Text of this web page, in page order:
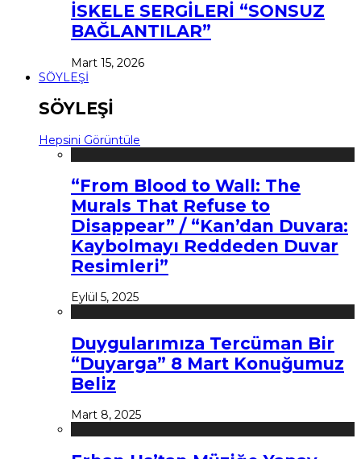
İSKELE SERGİLERİ “SONSUZ
BAĞLANTILAR”
Mart 15, 2026
SÖYLEŞİ
SÖYLEŞİ
Hepsini Görüntüle
“From Blood to Wall: The
Murals That Refuse to
Disappear” / “Kan’dan Duvara:
Kaybolmayı Reddeden Duvar
Resimleri”
Eylül 5, 2025
Duygularımıza Tercüman Bir
“Duyarga” 8 Mart Konuğumuz
Beliz
Mart 8, 2025